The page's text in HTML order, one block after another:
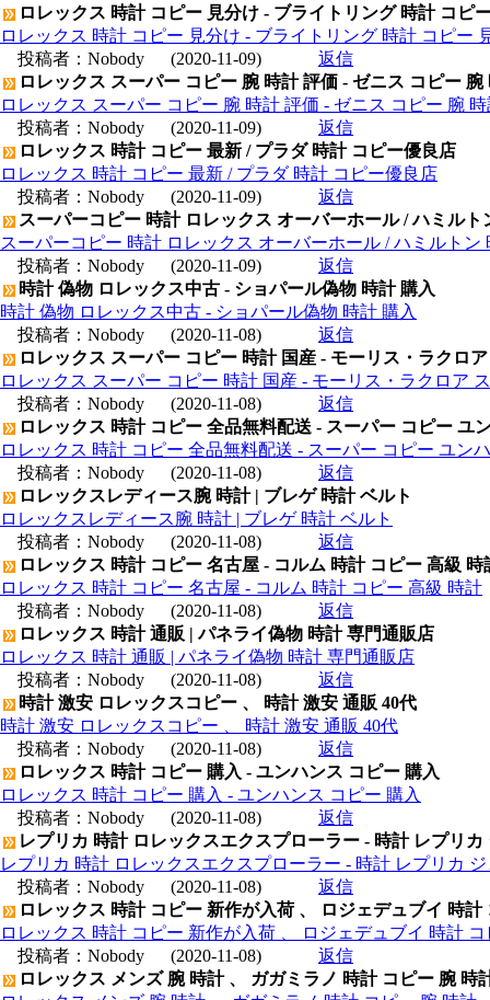
ロレックス 時計 コピー 見分け - ブライトリング 時計 コピ
ロレックス 時計 コピー 見分け - ブライトリング 時計 コピー
投稿者： Nobody (2020-11-09)
返信
ロレックス スーパー コピー 腕 時計 評価 - ゼニス コピー 腕
ロレックス スーパー コピー 腕 時計 評価 - ゼニス コピー 腕
投稿者： Nobody (2020-11-09)
返信
ロレックス 時計 コピー 最新 / プラダ 時計 コピー優良店
ロレックス 時計 コピー 最新 / プラダ 時計 コピー優良店
投稿者： Nobody (2020-11-09)
返信
スーパーコピー 時計 ロレックス オーバーホール / ハミル
スーパーコピー 時計 ロレックス オーバーホール / ハミルトン
投稿者： Nobody (2020-11-09)
返信
時計 偽物 ロレックス中古 - ショパール偽物 時計 購入
時計 偽物 ロレックス中古 - ショパール偽物 時計 購入
投稿者： Nobody (2020-11-08)
返信
ロレックス スーパー コピー 時計 国産 - モーリス・ラクロ
ロレックス スーパー コピー 時計 国産 - モーリス・ラクロア
投稿者： Nobody (2020-11-08)
返信
ロレックス 時計 コピー 全品無料配送 - スーパー コピー ユ
ロレックス 時計 コピー 全品無料配送 - スーパー コピー ユン
投稿者： Nobody (2020-11-08)
返信
ロレックスレディース腕 時計 | ブレゲ 時計 ベルト
ロレックスレディース腕 時計 | ブレゲ 時計 ベルト
投稿者： Nobody (2020-11-08)
返信
ロレックス 時計 コピー 名古屋 - コルム 時計 コピー 高級 時
ロレックス 時計 コピー 名古屋 - コルム 時計 コピー 高級 時計
投稿者： Nobody (2020-11-08)
返信
ロレックス 時計 通販 | パネライ偽物 時計 専門通販店
ロレックス 時計 通販 | パネライ偽物 時計 専門通販店
投稿者： Nobody (2020-11-08)
返信
時計 激安 ロレックスコピー 、 時計 激安 通販 40代
時計 激安 ロレックスコピー 、 時計 激安 通販 40代
投稿者： Nobody (2020-11-08)
返信
ロレックス 時計 コピー 購入 - ユンハンス コピー 購入
ロレックス 時計 コピー 購入 - ユンハンス コピー 購入
投稿者： Nobody (2020-11-08)
返信
レプリカ 時計 ロレックスエクスプローラー - 時計 レプリカ
レプリカ 時計 ロレックスエクスプローラー - 時計 レプリカ
投稿者： Nobody (2020-11-08)
返信
ロレックス 時計 コピー 新作が入荷 、 ロジェデュブイ 時計
ロレックス 時計 コピー 新作が入荷 、 ロジェデュブイ 時計
投稿者： Nobody (2020-11-08)
返信
ロレックス メンズ 腕 時計 、 ガガミラノ 時計 コピー 腕 時